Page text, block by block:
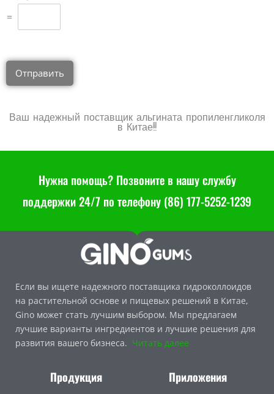
=
Отправить
Ваш надежный поставщик альгината пропиленгликоля
в Китае!!!
Нужна помощь? Позвоните в нашу службу
поддержки 24/7 по телефону (86) 177-5252-1239
Если вы ищете надежного поставщика гидроколлоидов
на растительной основе и пищевых решений в Китае,
Gino может стать лучшим выбором. Мы предлагаем
лучшие варианты ингредиентов и лучшие решения для
развития вашего бизнеса. Читать далее
Продукция Приложения